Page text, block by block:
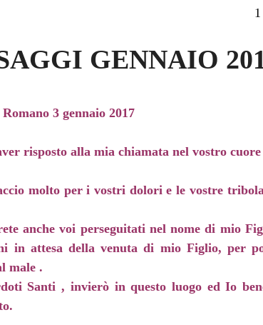
1
GENNAIO
3 gennaio 2017
risposto alla mia chiamata nel vostro cuore
molto per i vostri dolori e le vostre
anche voi perseguitati nel nome di mio
in attesa della venuta di mio Figlio, per
male .
Santi , invierò in questo luogo ed Io